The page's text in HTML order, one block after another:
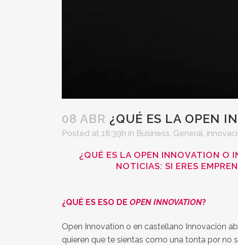
08 ABR ¿QUÉ ES LA OPEN
Posted at 18:39h in Business, General,
¿QUÉ ES LA OPEN INNOVATION O
NOTICIAS: SI ERES
¿QUÉ ES ESO DE OPEN INNOVATION?
Open Innovation o en castellano Innovación
quieren que te sientas como una tonta por no